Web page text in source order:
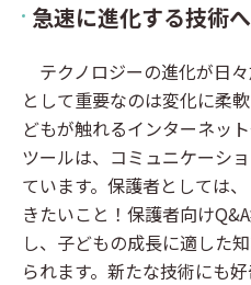
急速に進化する技術
テクノロジーの進化が日
として重要なのは変化に柔
どもが触れるインターネッ
ツールは、コミュニケーシ
ています。保護者としては
きたいこと！保護者向け
し、子どもの成長に適した
られます。新たな技術にも